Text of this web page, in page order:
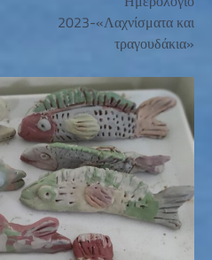
2023-«Λαχνίσματα και
τραγουδάκια»